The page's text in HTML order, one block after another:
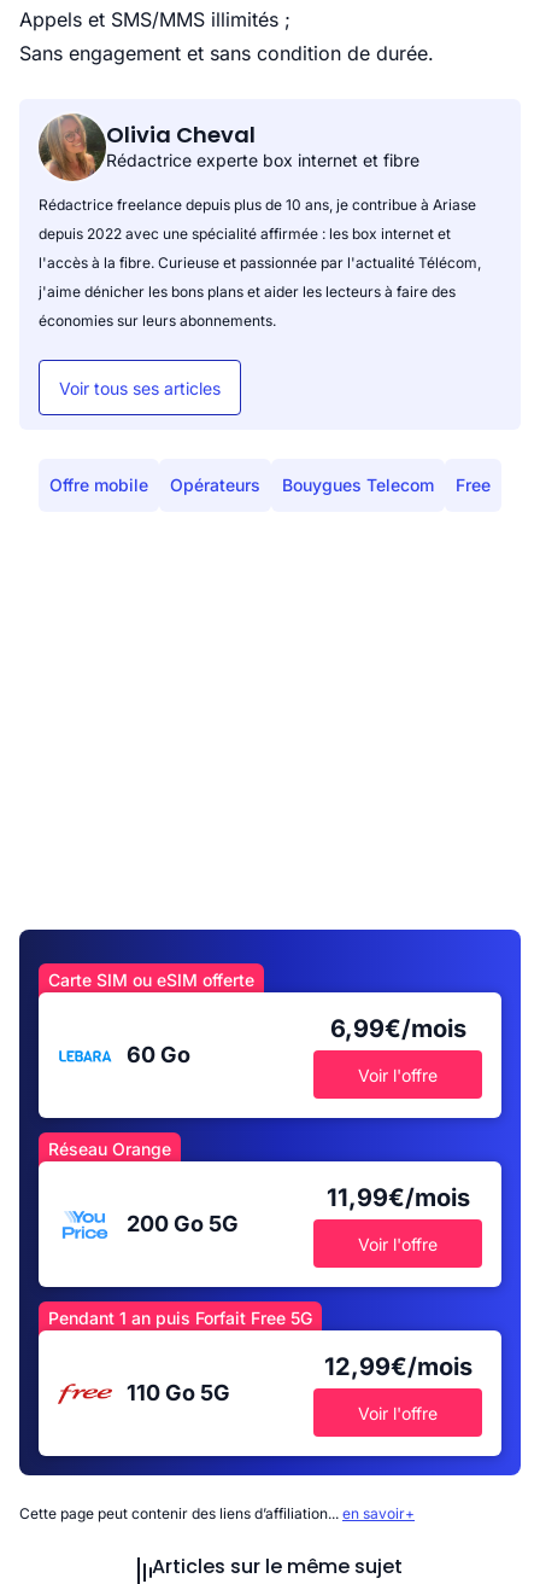
Appels et SMS/MMS illimités ;
Sans engagement et sans condition de durée.
Olivia Cheval
Rédactrice experte box internet et fibre
Rédactrice freelance depuis plus de 10 ans, je contribue à Ariase
depuis 2022 avec une spécialité affirmée : les box internet et
l'accès à la fibre. Curieuse et passionnée par l'actualité Télécom,
j'aime dénicher les bons plans et aider les lecteurs à faire des
économies sur leurs abonnements.
Voir tous ses articles
Offre mobile Opérateurs Bouygues Telecom Free
Carte SIM ou eSIM offerte
60 Go
6,99€/mois
Voir l'offre
Réseau Orange
200 Go 5G
11,99€/mois
Voir l'offre
Pendant 1 an puis Forfait Free 5G
110 Go 5G
12,99€/mois
Voir l'offre
Cette page peut contenir des liens d’affiliation... en savoir+
Articles sur le même sujet